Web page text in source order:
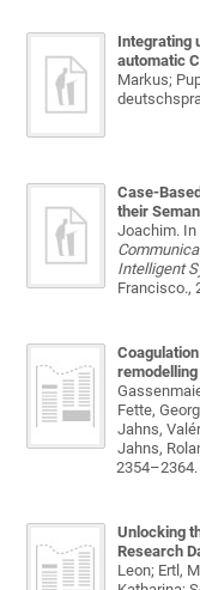
Integrating
automatic
Markus;
Case-
their
Joachim. In
Intelligent
Francisco.,
Fette,
Jahns,
Jahns,
2354–2364.
Unlocking
Research
Leon; Ertl,